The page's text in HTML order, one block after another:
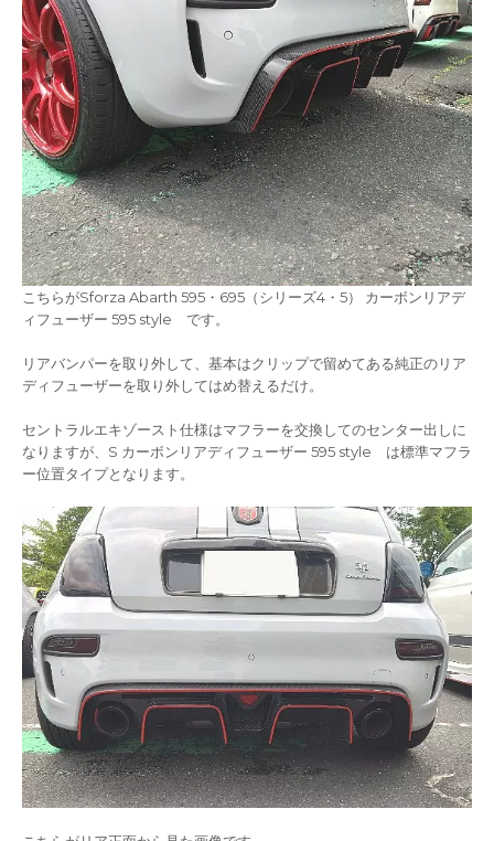
こちらがSforza Abarth 595・695（シリーズ4・5） カーボンリアデ
ィフューザー 595 style です。
リアバンパーを取り外して、基本はクリップで留めてある純正のリア
ディフューザーを取り外してはめ替えるだけ。
セントラルエキゾースト仕様はマフラーを交換してのセンター出しに
なりますが、S カーボンリアディフューザー 595 style は標準マフラ
ー位置タイプとなります。